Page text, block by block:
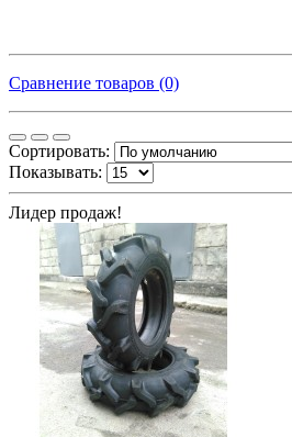
Сравнение товаров (0)
Сортировать:
Показывать:
Лидер продаж!